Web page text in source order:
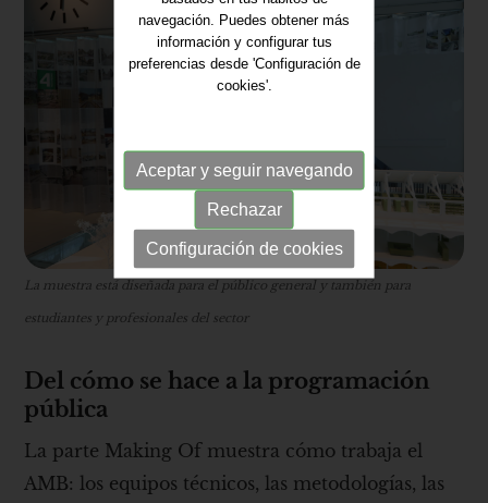
La muestra está diseñada para el público general y también para
estudiantes y profesionales del sector
Del cómo se hace a la programación
pública
La parte Making Of muestra cómo trabaja el
AMB: los equipos técnicos, las metodologías, las
navegación. Puedes obtener más
información y configurar tus
preferencias desde 'Configuración de
cookies'.
Aceptar y seguir navegando
Rechazar
Configuración de cookies